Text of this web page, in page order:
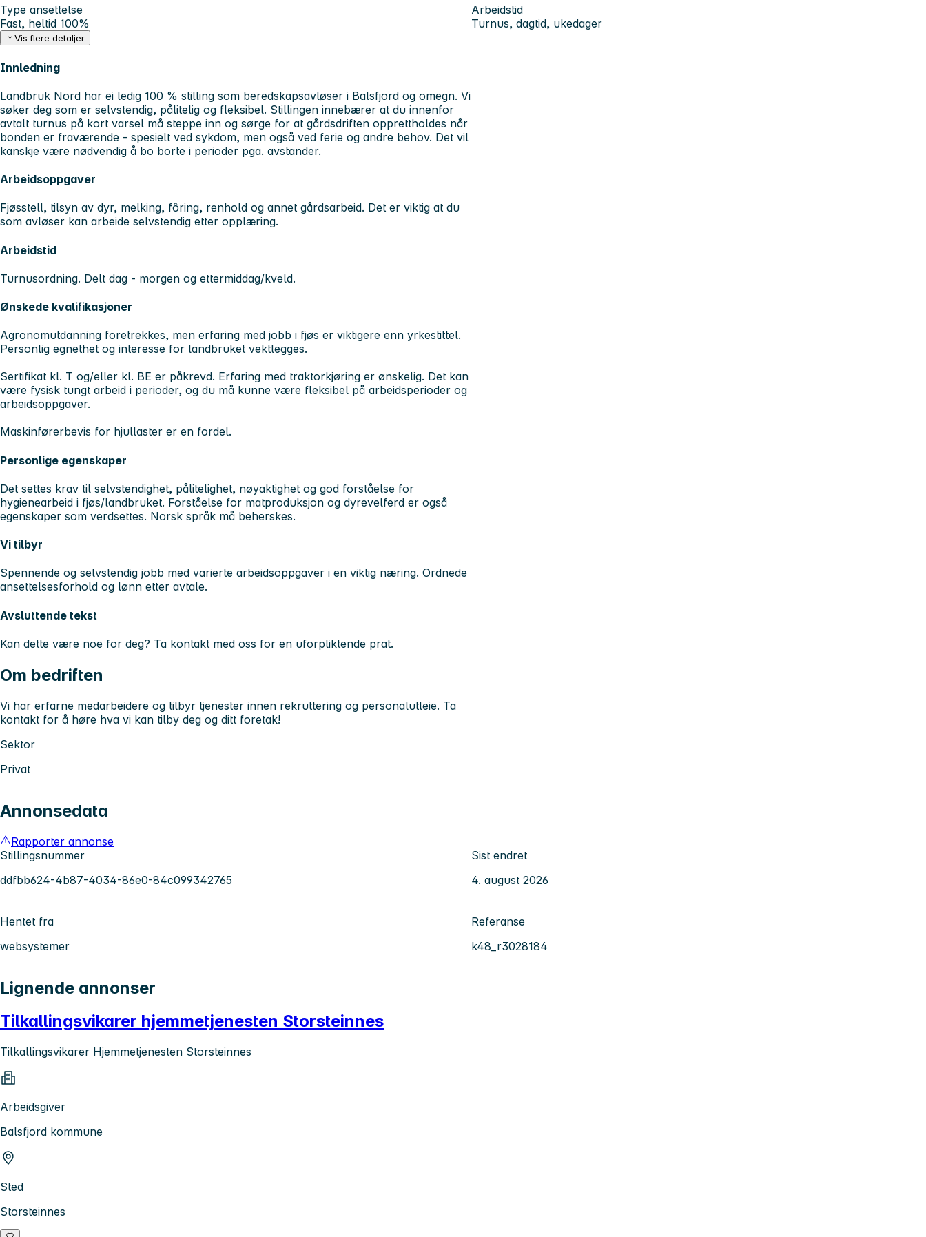
Type ansettelse
Fast, heltid 100%
Arbeidstid
Turnus, dagtid, ukedager
Vis flere detaljer
Innledning
Landbruk Nord har ei ledig 100 % stilling som beredskapsavløser i Balsfjord og omegn. Vi
søker deg som er selvstendig, pålitelig og fleksibel. Stillingen innebærer at du innenfor
avtalt turnus på kort varsel må steppe inn og sørge for at gårdsdriften opprettholdes når
bonden er fraværende - spesielt ved sykdom, men også ved ferie og andre behov. Det vil
kanskje være nødvendig å bo borte i perioder pga. avstander.
Arbeidsoppgaver
Fjøsstell, tilsyn av dyr, melking, fôring, renhold og annet gårdsarbeid. Det er viktig at du
som avløser kan arbeide selvstendig etter opplæring.
Arbeidstid
Turnusordning. Delt dag - morgen og ettermiddag/kveld.
Ønskede kvalifikasjoner
Agronomutdanning foretrekkes, men erfaring med jobb i fjøs er viktigere enn yrkestittel.
Personlig egnethet og interesse for landbruket vektlegges.
Sertifikat kl. T og/eller kl. BE er påkrevd. Erfaring med traktorkjøring er ønskelig. Det kan
være fysisk tungt arbeid i perioder, og du må kunne være fleksibel på arbeidsperioder og
arbeidsoppgaver.
Maskinførerbevis for hjullaster er en fordel.
Personlige egenskaper
Det settes krav til selvstendighet, pålitelighet, nøyaktighet og god forståelse for
hygienearbeid i fjøs/landbruket. Forståelse for matproduksjon og dyrevelferd er også
egenskaper som verdsettes. Norsk språk må beherskes.
Vi tilbyr
Spennende og selvstendig jobb med varierte arbeidsoppgaver i en viktig næring. Ordnede
ansettelsesforhold og lønn etter avtale.
Avsluttende tekst
Kan dette være noe for deg? Ta kontakt med oss for en uforpliktende prat.
Om bedriften
Vi har erfarne medarbeidere og tilbyr tjenester innen rekruttering og personalutleie. Ta
kontakt for å høre hva vi kan tilby deg og ditt foretak!
Sektor
Privat
Annonsedata
Rapporter annonse
Stillingsnummer
ddfbb624-4b87-4034-86e0-84c099342765
Sist endret
4. august 2026
Hentet fra
websystemer
Referanse
k48_r3028184
Lignende annonser
Tilkallingsvikarer hjemmetjenesten Storsteinnes
Tilkallingsvikarer Hjemmetjenesten Storsteinnes
Arbeidsgiver
Balsfjord kommune
Sted
Storsteinnes